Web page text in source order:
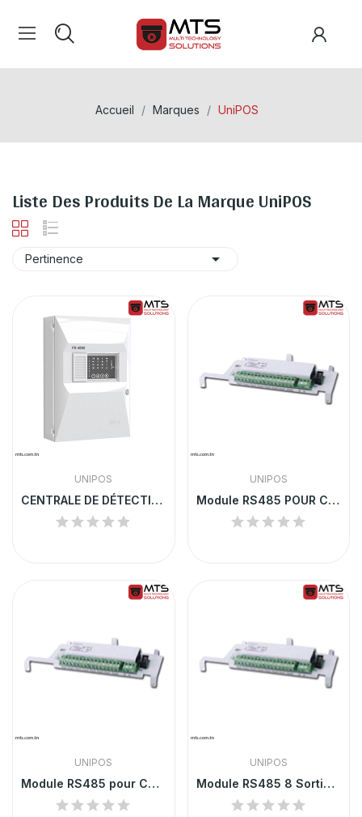
Accueil Marques UniPOS
Liste Des Produits De La Marque UniPOS
Pertinence 
UNIPOS
CENTRALE DE DÉTECTION INCENDIE UNIPOS FS4000/8...
UNIPOS
Module RS485 POUR CENTRALE FS4000 | FD4201/2
UNIPOS
Module RS485 pour Centrale FS4000 | FD4201/4
UNIPOS
Module RS485 8 Sorties Relais pour Centrale...